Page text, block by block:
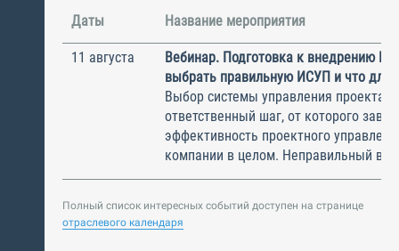
Даты Название мероприятия
11 августа
Вебинар. Подготовка к внедрению
выбрать правильную ИСУП и что для
Выбор системы управления
ответственный шаг, от которого
эффективность проектного
компании в целом. Неправильный
Полный список интересных событий доступен на странице
отраслевого календаря